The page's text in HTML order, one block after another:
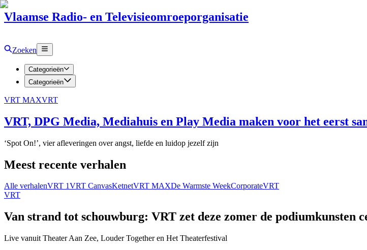
Vlaamse Radio- en Televisieomroeporganisatie
Zoeken
Categorieën
Categorieën
VRT MAXVRT
VRT, DPG Media, Mediahuis en Play Media maken voor het eerst
‘Spot On!’, vier afleveringen over angst, liefde en luidop jezelf zijn
Meest recente verhalen
Alle verhalenVRT 1VRT CanvasKetnetVRT MAXDe Warmste WeekCorporateVRT
VRT
Van strand tot schouwburg: VRT zet deze zomer de podiumkunsten
Live vanuit Theater Aan Zee, Louder Together en Het Theaterfestival